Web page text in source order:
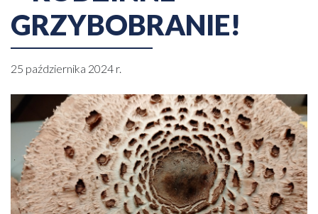
GRZYBOBRANIE!
25 października 2024 r.